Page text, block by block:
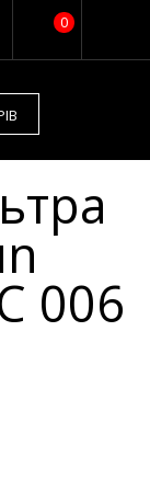
0
006